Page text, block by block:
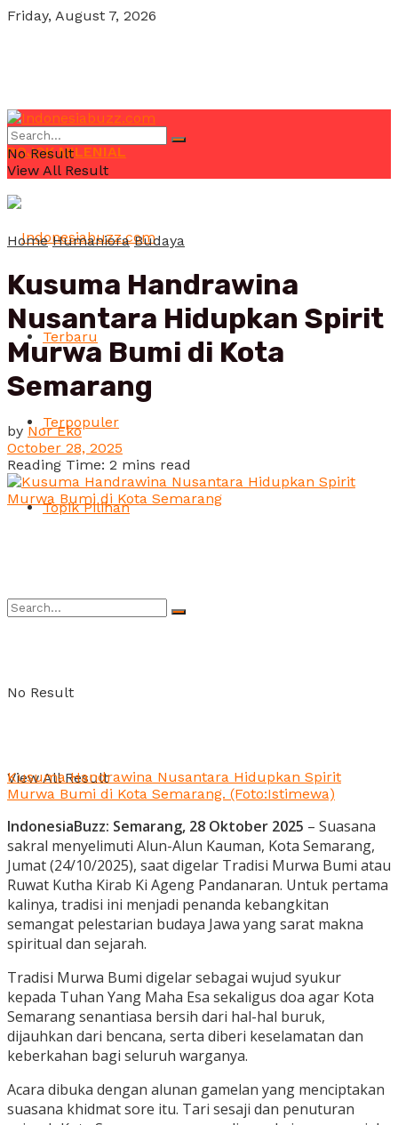
Friday, August 7, 2026
POJOK MILENIAL
Terbaru
Terpopuler
Topik Pilihan
No Result
View All Result
No Result
View All Result
Home Humaniora Budaya
Kusuma Handrawina
Nusantara Hidupkan Spirit
Murwa Bumi di Kota
Semarang
by Nor Eko
October 28, 2025
Reading Time: 2 mins read
Kusuma Handrawina Nusantara Hidupkan Spirit
Murwa Bumi di Kota Semarang. (Foto:Istimewa)
IndonesiaBuzz: Semarang, 28 Oktober 2025 – Suasana
sakral menyelimuti Alun-Alun Kauman, Kota Semarang,
Jumat (24/10/2025), saat digelar Tradisi Murwa Bumi atau
Ruwat Kutha Kirab Ki Ageng Pandanaran. Untuk pertama
kalinya, tradisi ini menjadi penanda kebangkitan
semangat pelestarian budaya Jawa yang sarat makna
spiritual dan sejarah.
Tradisi Murwa Bumi digelar sebagai wujud syukur
kepada Tuhan Yang Maha Esa sekaligus doa agar Kota
Semarang senantiasa bersih dari hal-hal buruk,
dijauhkan dari bencana, serta diberi keselamatan dan
keberkahan bagi seluruh warganya.
Acara dibuka dengan alunan gamelan yang menciptakan
suasana khidmat sore itu. Tari sesaji dan penuturan